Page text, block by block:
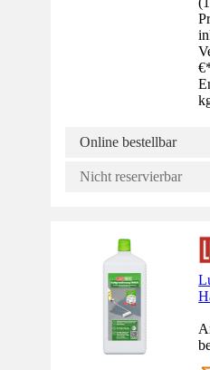
€
Online bestellbar
Nicht reservierbar